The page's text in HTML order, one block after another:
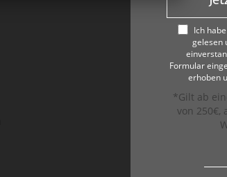
Ich
gelesen
Formular
erhoben
*Gilt ab
von 250€,